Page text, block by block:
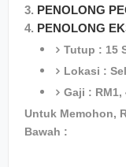
3. PENOLONG
4. PENOLONG
Tutup : 15
Lokasi :
Gaji : RM1,
Untuk Memohon,
Bawah :